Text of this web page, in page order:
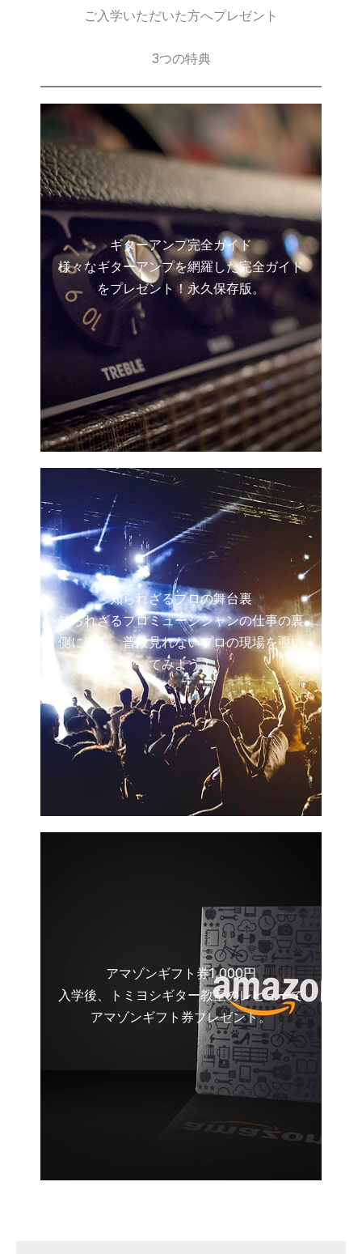
ご入学いただいた方へプレゼント
3つの特典
ギターアンプ完全ガイド
様々なギターアンプを網羅した完全ガイド
をプレゼント！永久保存版。
知られざるプロの舞台裏
知られざるプロミュージシャンの仕事の裏
側に密着。普段見れないプロの現場を覗い
てみよう！
アマゾンギフト券1,000円
入学後、トミヨシギター教室のレビューで
アマゾンギフト券プレゼント。